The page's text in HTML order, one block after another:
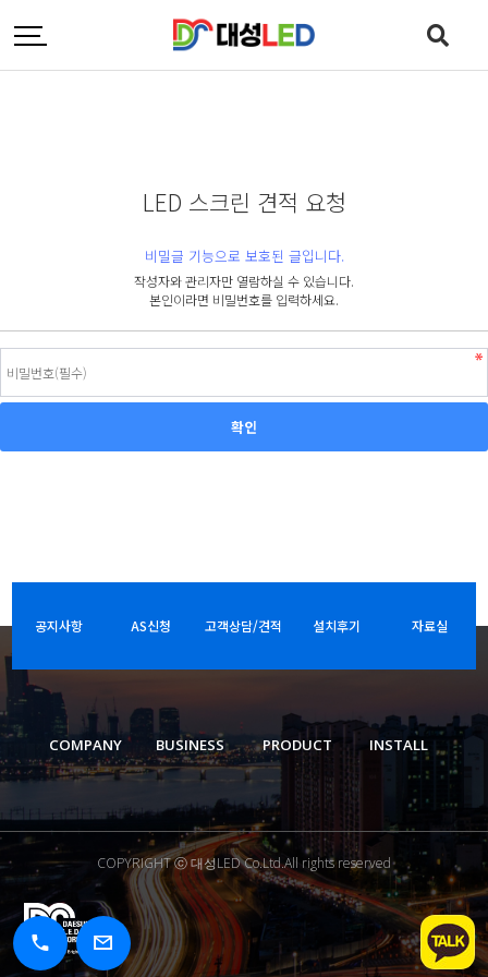
LED 스크린 견적 요청
비밀글 기능으로 보호된 글입니다.
작성자와 관리자만 열람하실 수 있습니다.
본인이라면 비밀번호를 입력하세요.
공지사항 AS신청 고객상담/견적 설치후기 자료실
COMPANY BUSINESS PRODUCT INSTALL
COPYRIGHT ⓒ 대성LED Co.Ltd.All rights reserved